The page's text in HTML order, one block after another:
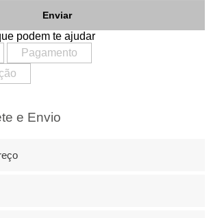
Enviar
podem te ajudar
Pagamento
e Envio